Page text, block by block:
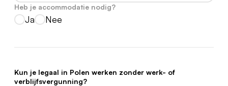
Heb je accommodatie nodig?
Ja Nee
Kun je legaal in Polen werken zonder werk- of
verblijfsvergunning?